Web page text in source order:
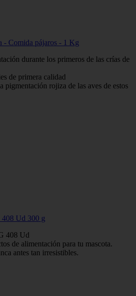
- Comida pájaros - 1 Kg
durante los primeros de las crías de
de primera calidad
pigmentación rojiza de las aves de estos
Ud 300 g
408 Ud
de alimentación para tu mascota.
antes tan irresistibles.